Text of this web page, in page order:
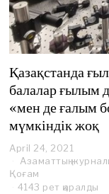
Қазақстанда
балалар ғылым
«мен де ғалым
мүмкіндік жоқ
April 24, 2021
p
i
Азаматтық
Қоғам
4143 рет қаралды